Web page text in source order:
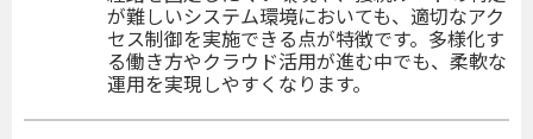
が難しいシステム環境においても、適切なアク
セス制御を実施できる点が特徴です。多様化す
る働き方やクラウド活用が進む中でも、柔軟な
運用を実現しやすくなります。